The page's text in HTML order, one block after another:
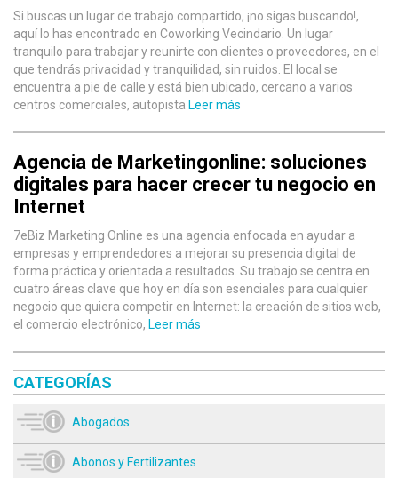
Si buscas un lugar de trabajo compartido, ¡no sigas buscando!,
aquí lo has encontrado en Coworking Vecindario. Un lugar
tranquilo para trabajar y reunirte con clientes o proveedores, en el
que tendrás privacidad y tranquilidad, sin ruidos. El local se
encuentra a pie de calle y está bien ubicado, cercano a varios
centros comerciales, autopista Leer más
Agencia de Marketingonline: soluciones
digitales para hacer crecer tu negocio en
Internet
7eBiz Marketing Online es una agencia enfocada en ayudar a
empresas y emprendedores a mejorar su presencia digital de
forma práctica y orientada a resultados. Su trabajo se centra en
cuatro áreas clave que hoy en día son esenciales para cualquier
negocio que quiera competir en Internet: la creación de sitios web,
el comercio electrónico, Leer más
CATEGORÍAS
Abogados
Abonos y Fertilizantes